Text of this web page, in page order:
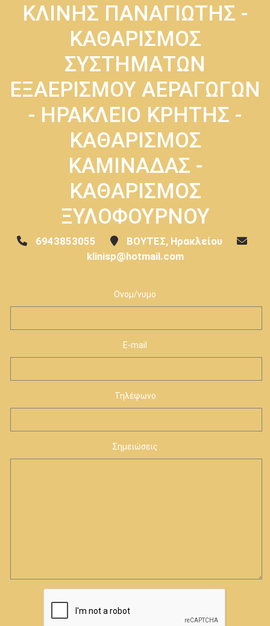
Ονομ/νυμο
E-mail
Τηλέφωνο
Σημειώσεις
ΚΛΙΝΗΣ ΠΑΝΑΓΙΩΤΗΣ -
ΚΑΘΑΡΙΣΜΟΣ
ΣΥΣΤΗΜΑΤΩΝ
ΕΞΑΕΡΙΣΜΟΥ ΑΕΡΑΓΩΓΩΝ
- ΗΡΑΚΛΕΙΟ ΚΡΗΤΗΣ -
ΚΑΘΑΡΙΣΜΟΣ
ΚΑΜΙΝΑΔΑΣ -
ΚΑΘΑΡΙΣΜΟΣ
ΞΥΛΟΦΟΥΡΝΟΥ
6943853055
ΒΟΥΤΕΣ, Ηρακλείου
klinisp@hotmail.com